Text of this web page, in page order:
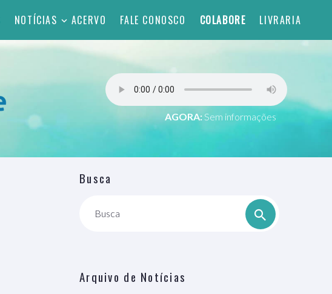
NOTÍCIAS ACERVO FALE CONOSCO COLABORE LIVRARIA
AGORA: Sem informações
Busca
Busca
Arquivo de Notícias